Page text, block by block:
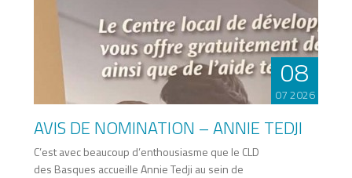
08
07 2026
AVIS DE NOMINATION – ANNIE TEDJI
C’est avec beaucoup d’enthousiasme que le CLD
des Basques accueille Annie Tedji au sein de